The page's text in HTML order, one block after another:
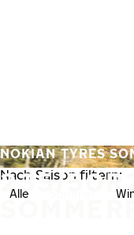
235/
NOKIAN TYRES
Nach Saison filtern:
Alle